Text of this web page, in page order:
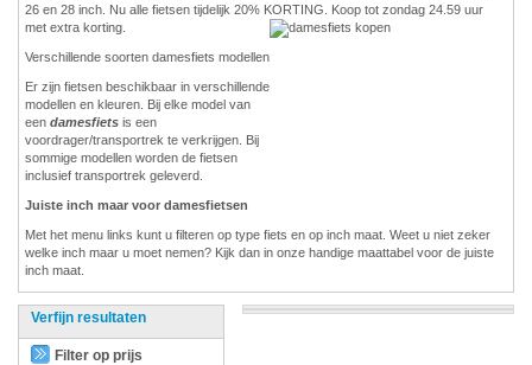
26 en 28 inch. Nu alle fietsen tijdelijk 20% KORTING. Koop tot zondag 24.59 uur
met extra korting.
Verschillende soorten damesfiets modellen
Er zijn fietsen beschikbaar in verschillende
modellen en kleuren. Bij elke model van
een damesfiets is een
voordrager/transportrek te verkrijgen. Bij
sommige modellen worden de fietsen
inclusief transportrek geleverd.
Juiste inch maar voor damesfietsen
Met het menu links kunt u filteren op type fiets en op inch maat. Weet u niet zeker
welke inch maar u moet nemen? Kijk dan in onze handige maattabel voor de juiste
inch maat.
Verfijn resultaten
Filter op prijs